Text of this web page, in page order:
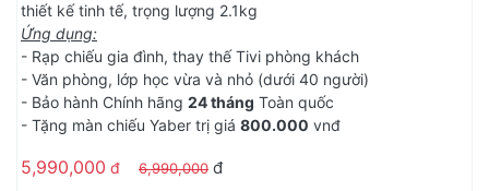
thiết kế tinh tế, trọng lượng 2.1kg
Ứng dụng:
- Rạp chiếu gia đình, thay thế Tivi phòng khách
- Văn phòng, lớp học vừa và nhỏ (dưới 40 người)
- Bảo hành Chính hãng 24 tháng Toàn quốc
- Tặng màn chiếu Yaber trị giá 800.000 vnđ
5,990,000 đ 6,990,000 đ